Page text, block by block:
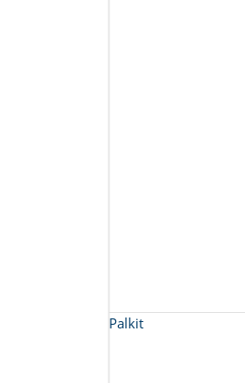
Palkit